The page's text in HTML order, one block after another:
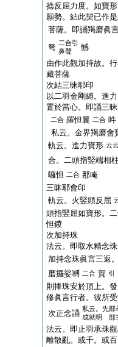
捻反屈力度。如寶
願勢。結此契已作
菩薩。即誦羯磨眞
弩 二合引
鼻聲
憾
由作此觀加持故。
藏菩薩
次結三昧耶印
以二羽金剛縛。進
置於當心。即誦三
二合 羅怛曩 二合 吽
私云。金界羯磨會
軌云。進力寶形 云
合。二頭指竪端相
囉怛 二合 那唵
三昧耶會印
軌云。火竪頭反屈
頭指竪屈如寶形。
怛鑁
次加持珠
法云。即取水精念
加持念珠眞言三返
磨攞娑嚩 二合 賀 引
則捧珠安於頂上。
修眞言行者。彼所
次正念誦 私云。先
成就明 部
法云。即止羽承珠
離散亂。或千。或